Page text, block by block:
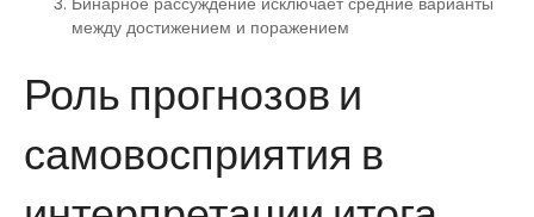
между достижением и поражением
Роль прогнозов и
самовосприятия в